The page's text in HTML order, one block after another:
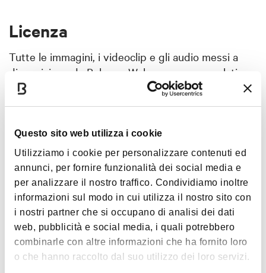
Questo sito web utilizza i cookie
Utilizziamo i cookie per personalizzare contenuti ed
annunci, per fornire funzionalità dei social media e
per analizzare il nostro traffico. Condividiamo inoltre
informazioni sul modo in cui utilizza il nostro sito con
i nostri partner che si occupano di analisi dei dati
web, pubblicità e social media, i quali potrebbero
combinarle con altre informazioni che ha fornito loro
o che hanno raccolto dal suo utilizzo dei loro servizi.
Licenza
Tutte le immagini, i videoclip e gli audio messi a
disposizione da Bologna Welcome sono regolati
dalContratto di Licenza Bologna Welcome
Quando scarichi o condividi i contenuti media,
Tieni presente che sono soggetti alla legge
sulcopyright, quindi assicurati di comprendere le
regole specifiche di attribuzione dei crediti quando
utilizzi qualunque opera, immagine, video o audio
che trovi all’interno del database.
COME ACCREDITARE